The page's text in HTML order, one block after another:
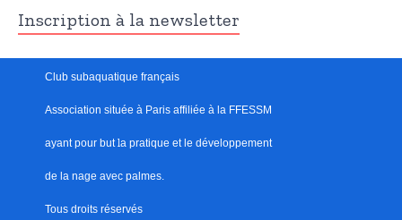
Inscription à la newsletter
Club subaquatique français
Association située à Paris affiliée à la FFESSM
ayant pour but la pratique et le développement
de la nage avec palmes.
Tous droits réservés